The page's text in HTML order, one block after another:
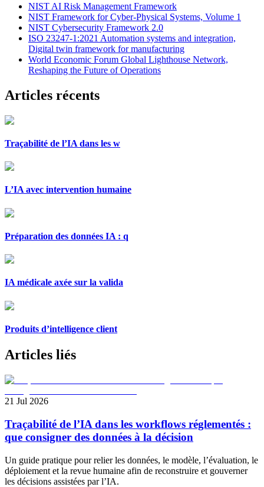
NIST AI Risk Management Framework
NIST Framework for Cyber-Physical Systems, Volume 1
NIST Cybersecurity Framework 2.0
ISO 23247-1:2021 Automation systems and integration,
Digital twin framework for manufacturing
World Economic Forum Global Lighthouse Network,
Reshaping the Future of Operations
Articles récents
Traçabilité de l’IA dans les w
L’IA avec intervention humaine
Préparation des données IA : q
IA médicale axée sur la valida
Produits d’intelligence client
Articles liés
21 Jul 2026
Traçabilité de l’IA dans les workflows réglementés :
que consigner des données à la décision
Un guide pratique pour relier les données, le modèle, l’évaluation, le
déploiement et la revue humaine afin de reconstruire et gouverner
les décisions assistées par l’IA.